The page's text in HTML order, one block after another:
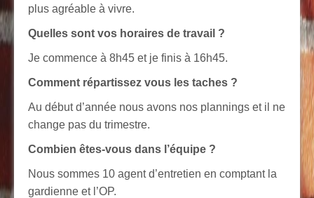
plus agréable à vivre.
Quelles sont vos horaires de travail ?
Je commence à 8h45 et je finis à 16h45.
Comment répartissez vous les taches ?
Au début d’année nous avons nos plannings et il ne
change pas du trimestre.
Combien êtes-vous dans l’équipe ?
Nous sommes 10 agent d’entretien en comptant la
gardienne et l’OP.